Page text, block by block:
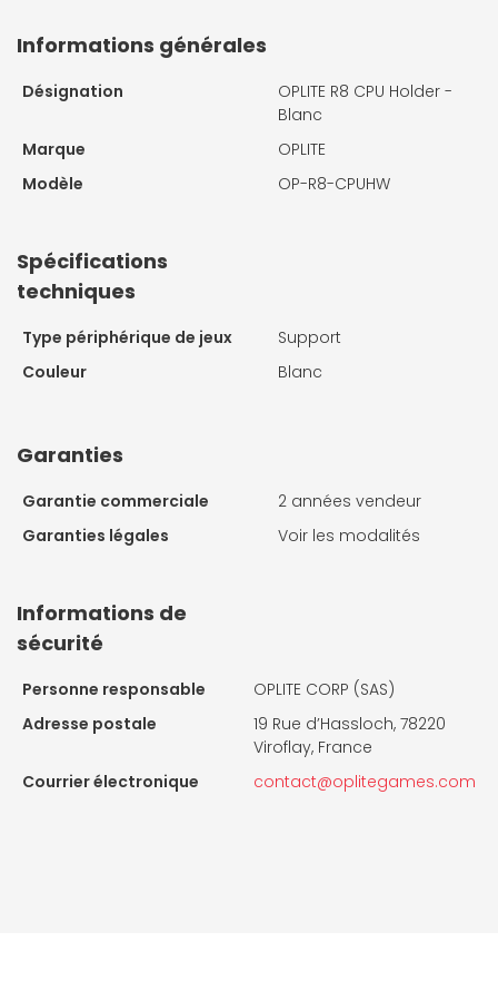
Informations générales
Désignation
OPLITE R8 CPU Holder -
Blanc
Marque
OPLITE
Modèle
OP-R8-CPUHW
Spécifications
techniques
Type périphérique de jeux
Support
Couleur
Blanc
Garanties
Garantie commerciale
2 années vendeur
Garanties légales
Voir les modalités
Informations de
sécurité
Personne responsable
OPLITE CORP (SAS)
Adresse postale
19 Rue d’Hassloch, 78220
Viroflay, France
Courrier électronique
contact@oplitegames.com